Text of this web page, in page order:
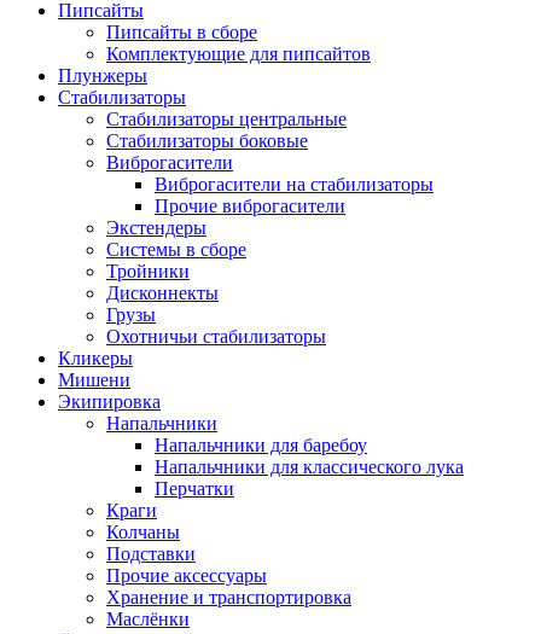
Пипсайты
Пипсайты в сборе
Комплектующие для пипсайтов
Плунжеры
Стабилизаторы
Стабилизаторы центральные
Стабилизаторы боковые
Виброгасители
Виброгасители на стабилизаторы
Прочие виброгасители
Экстендеры
Системы в сборе
Тройники
Дисконнекты
Грузы
Охотничьи стабилизаторы
Кликеры
Мишени
Экипировка
Напальчники
Напальчники для баребоу
Напальчники для классического лука
Перчатки
Краги
Колчаны
Подставки
Прочие аксессуары
Хранение и транспортировка
Маслёнки